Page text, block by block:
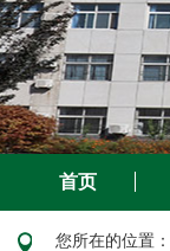
首页
您所在的位置：